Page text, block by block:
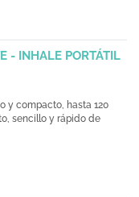
- INHALE PORTÁTIL
y compacto, hasta 120
sencillo y rápido de